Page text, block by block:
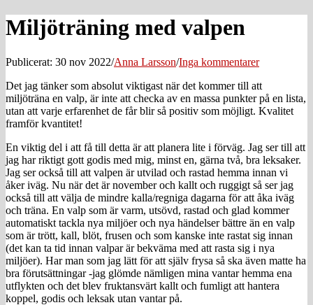
Miljöträning med valpen
Publicerat: 30 nov 2022/Anna Larsson/Inga kommentarer
Det jag tänker som absolut viktigast när det kommer till att
miljöträna en valp, är inte att checka av en massa punkter på en lista,
utan att varje erfarenhet de får blir så positiv som möjligt. Kvalitet
framför kvantitet!
En viktig del i att få till detta är att planera lite i förväg. Jag ser till att
jag har riktigt gott godis med mig, minst en, gärna två, bra leksaker.
Jag ser också till att valpen är utvilad och rastad hemma innan vi
åker iväg. Nu när det är november och kallt och ruggigt så ser jag
också till att välja de mindre kalla/regniga dagarna för att åka iväg
och träna. En valp som är varm, utsövd, rastad och glad kommer
automatiskt tackla nya miljöer och nya händelser bättre än en valp
som är trött, kall, blöt, frusen och som kanske inte rastat sig innan
(det kan ta tid innan valpar är bekväma med att rasta sig i nya
miljöer). Har man som jag lätt för att själv frysa så ska även matte ha
bra förutsättningar -jag glömde nämligen mina vantar hemma ena
utflykten och det blev fruktansvärt kallt och fumligt att hantera
koppel, godis och leksak utan vantar på.